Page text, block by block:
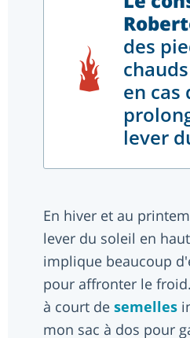
des
en cas
lever
En hiver et au
lever du soleil en
implique beaucoup
pour affronter le
à court de semelles
mon sac à dos pour